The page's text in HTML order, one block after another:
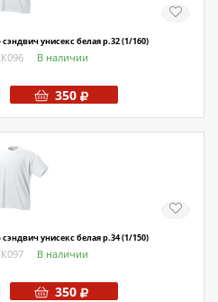
унисекс белая р.32 (1/160)
В наличии
350
унисекс белая р.34 (1/150)
В наличии
350